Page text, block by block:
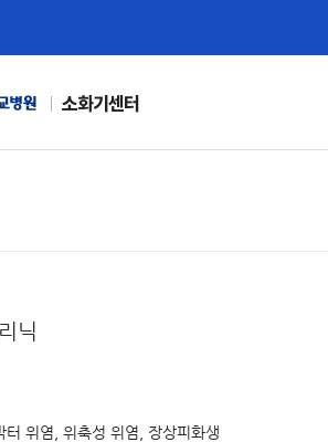
소화기센터
닉
터 위염, 위축성 위염, 장상피화생